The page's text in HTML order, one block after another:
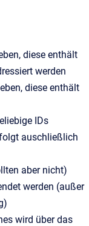
diese enthält
werden
diese enthält
IDs
auschließlich
aber nicht)
werden (außer
wird über das